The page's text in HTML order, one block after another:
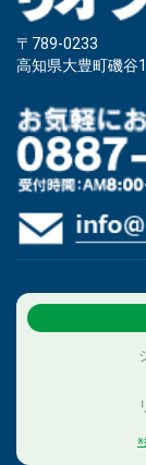
〒789-0233
高知県大豊町磯谷
※